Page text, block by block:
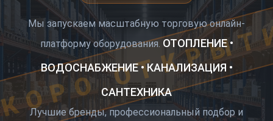
Мы запускаем масштабную торговую онлайн-
платформу оборудования. ОТОПЛЕНИЕ •
ВОДОСНАБЖЕНИЕ • КАНАЛИЗАЦИЯ •
САНТЕХНИКА
Лучшие бренды, профессиональный подбор и